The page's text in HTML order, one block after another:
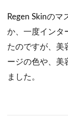
Regen Skinの
か、一度インタ
たのですが、美
ージの色や、美
ました。